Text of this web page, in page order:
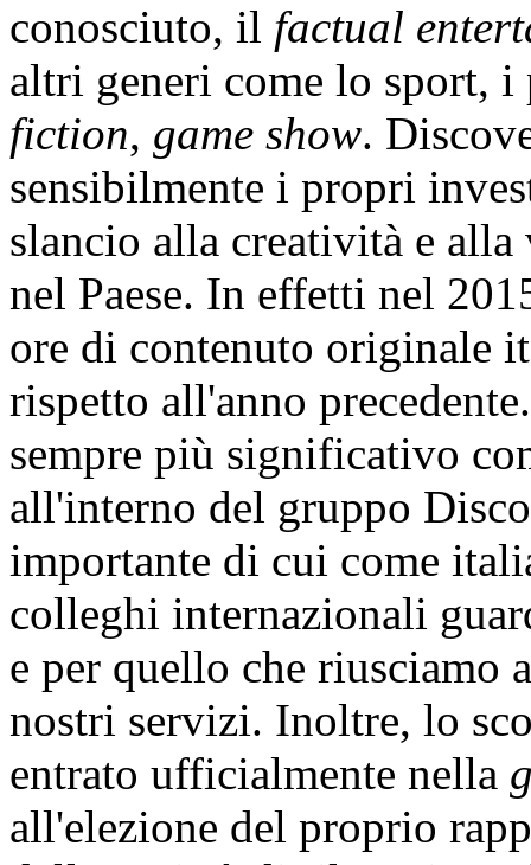
conosciuto, il factual
altri generi come lo sport,
fiction, game show.
sensibilmente i propri
slancio alla creatività e
nel Paese. In effetti nel
ore di contenuto originale
rispetto all'anno
sempre più significativo
all'interno del gruppo
importante di cui come
colleghi internazionali
e per quello che riusciamo
nostri servizi. Inoltre, lo
entrato ufficialmente nella
all'elezione del proprio